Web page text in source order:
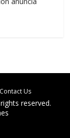
Contact Us
reserved.